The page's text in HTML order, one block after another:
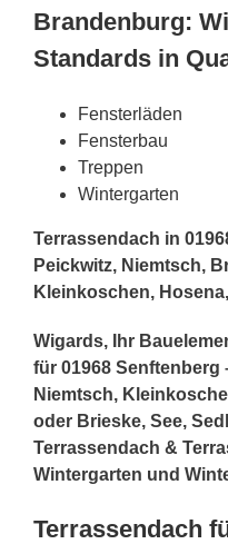
Brandenburg:
Standards in
Fensterläden
Fensterbau
Treppen
Wintergarten
Terrassendach in
Peickwitz, Niemtsch,
Kleinkoschen,
Wigards, Ihr
für 01968 Senftenberg
Niemtsch,
oder Brieske, See,
Terrassendach &
Wintergarten und
Terrassendach